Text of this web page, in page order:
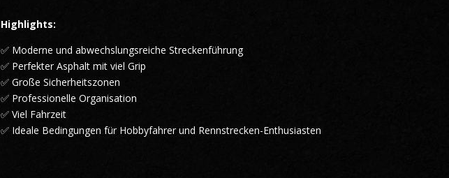
Highlights:
✅ Moderne und abwechslungsreiche Streckenführung
✅ Perfekter Asphalt mit viel Grip
✅ Große Sicherheitszonen
✅ Professionelle Organisation
✅ Viel Fahrzeit
✅ Ideale Bedingungen für Hobbyfahrer und Rennstrecken-Enthusiasten